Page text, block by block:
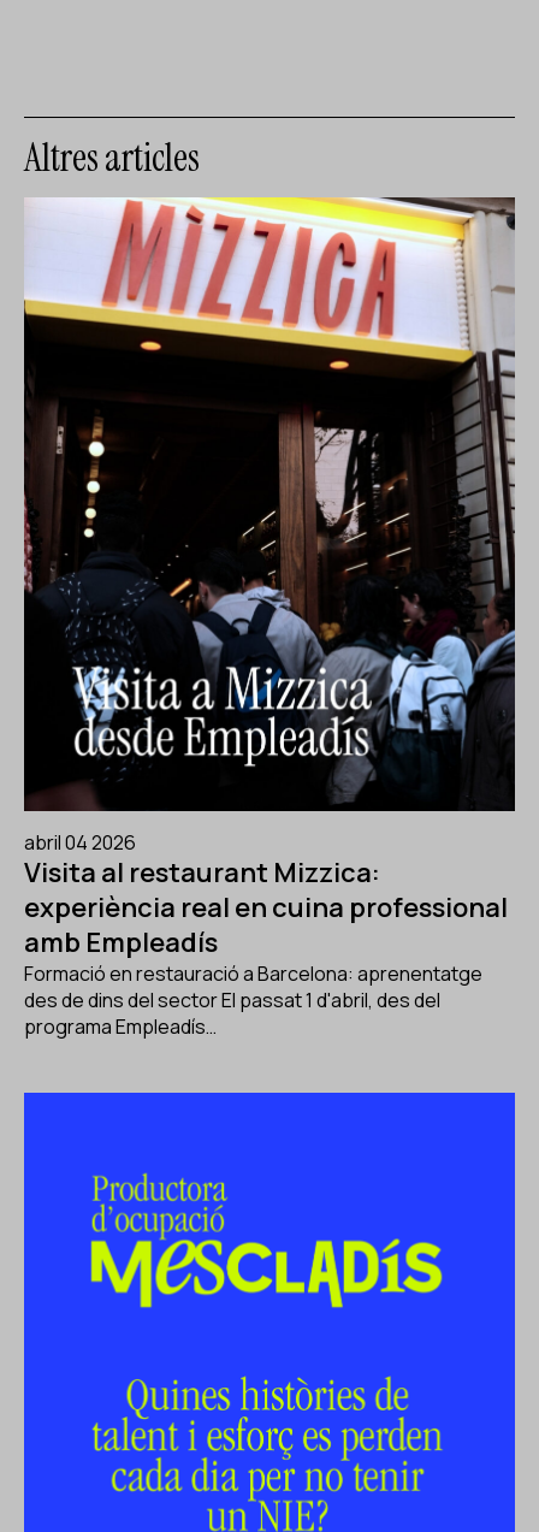
Altres articles
abril 04 2026
Visita al restaurant Mizzica:
experiència real en cuina professional
amb Empleadís
Formació en restauració a Barcelona: aprenentatge
des de dins del sector El passat 1 d'abril, des del
programa Empleadís…